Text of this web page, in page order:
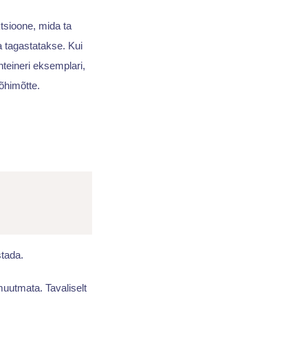
mida ta
tagastatakse. Kui
eksemplari,
Tavaliselt